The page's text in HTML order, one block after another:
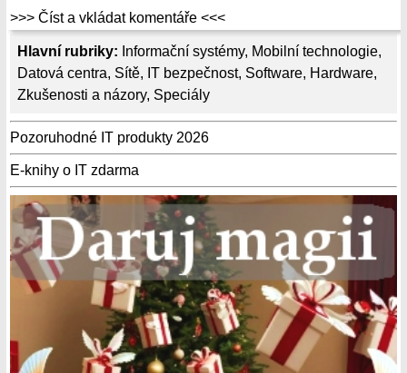
Hlavní rubriky: Informační systémy, Mobilní technologie,
Datová centra, Sítě, IT bezpečnost, Software, Hardware,
Zkušenosti a názory, Speciály
Pozoruhodné IT produkty 2026
E-knihy o IT zdarma
>>> Číst a vkládat komentáře <<<